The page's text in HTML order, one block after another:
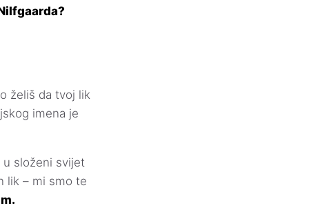
želiš da tvoj lik
imena je
u složeni svijet
lik – mi smo te